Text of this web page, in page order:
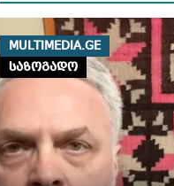
MULTIMEDIA.GE
საზოგადო